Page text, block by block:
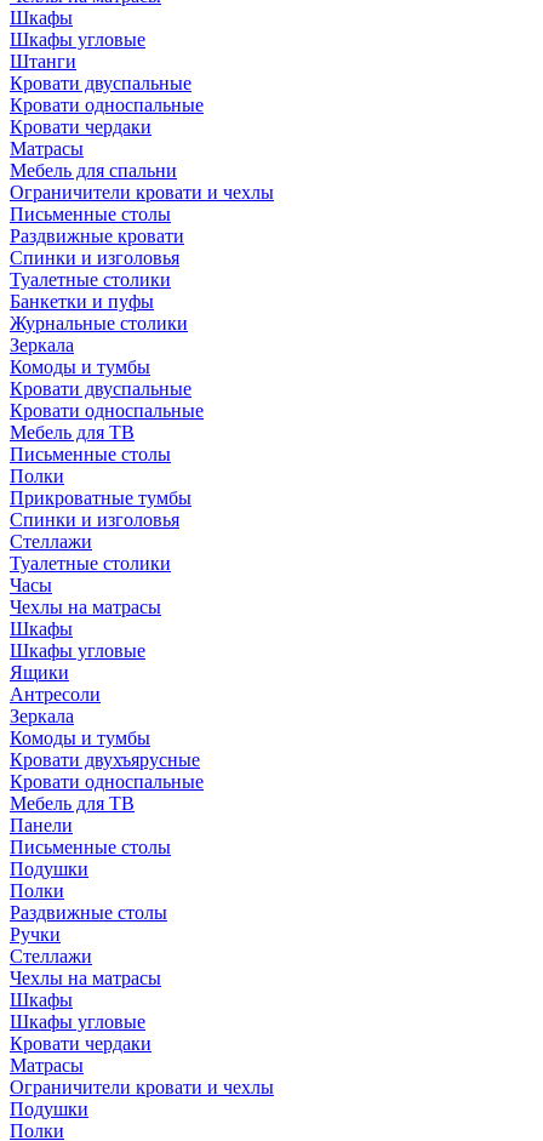
Шкафы
Шкафы угловые
Штанги
Кровати двуспальные
Кровати односпальные
Кровати чердаки
Матрасы
Мебель для спальни
Ограничители кровати и чехлы
Письменные столы
Раздвижные кровати
Спинки и изголовья
Туалетные столики
Банкетки и пуфы
Журнальные столики
Зеркала
Комоды и тумбы
Кровати двуспальные
Кровати односпальные
Мебель для ТВ
Письменные столы
Полки
Прикроватные тумбы
Спинки и изголовья
Стеллажи
Туалетные столики
Часы
Чехлы на матрасы
Шкафы
Шкафы угловые
Ящики
Антресоли
Зеркала
Комоды и тумбы
Кровати двухъярусные
Кровати односпальные
Мебель для ТВ
Панели
Письменные столы
Подушки
Полки
Раздвижные столы
Ручки
Стеллажи
Чехлы на матрасы
Шкафы
Шкафы угловые
Кровати чердаки
Матрасы
Ограничители кровати и чехлы
Подушки
Полки